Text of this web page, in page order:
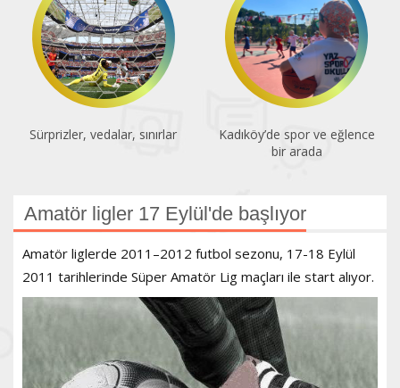
Sürprizler, vedalar, sınırlar
Kadıköy’de spor ve eğlence
bir arada
Amatör ligler 17 Eylül'de başlıyor
Amatör liglerde 2011–2012 futbol sezonu, 17-18 Eylül
2011 tarihlerinde Süper Amatör Lig maçları ile start alıyor.